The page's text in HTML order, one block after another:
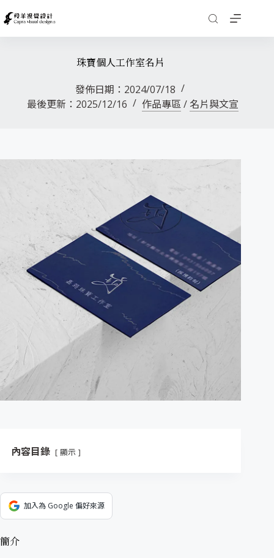
珠寶個人工作室名片
發佈日期： 2024/07/18
最後更新： 2025/12/16 作品專區/ 名片與文宣
內容目錄 顯示
加入為 Google 偏好來源
簡介